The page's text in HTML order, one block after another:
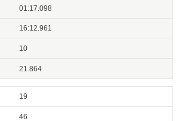
01:17.098
16:12.961
10
21.864
19
46